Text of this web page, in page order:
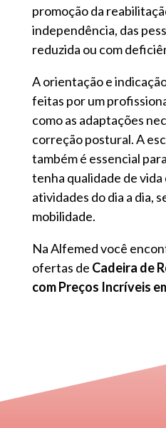
promoção da
independência, das
reduzida ou com
A orientação e
feitas por um
como as adaptações
correção postural. A
também é essencial
tenha qualidade de vida
atividades do dia a dia,
mobilidade.
Na Alfemed você
ofertas de Cadeira de
com Preços Incríveis